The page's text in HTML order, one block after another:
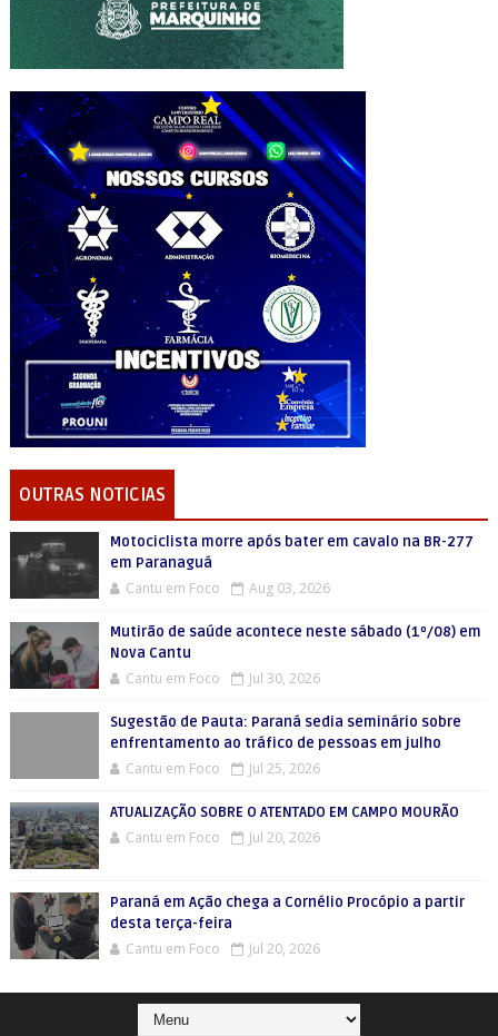
OUTRAS NOTICIAS
Motociclista morre após bater em cavalo na BR-277
em Paranaguá
Cantu em Foco Aug 03, 2026
Mutirão de saúde acontece neste sábado (1º/08) em
Nova Cantu
Cantu em Foco Jul 30, 2026
Sugestão de Pauta: Paraná sedia seminário sobre
enfrentamento ao tráfico de pessoas em julho
Cantu em Foco Jul 25, 2026
ATUALIZAÇÃO SOBRE O ATENTADO EM CAMPO MOURÃO
Cantu em Foco Jul 20, 2026
Paraná em Ação chega a Cornélio Procópio a partir
desta terça-feira
Cantu em Foco Jul 20, 2026